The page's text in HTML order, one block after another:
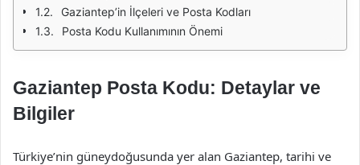
Gaziantep’in İlçeleri ve Posta Kodları
Posta Kodu Kullanımının Önemi
Gaziantep Posta Kodu: Detaylar ve
Bilgiler
Türkiye’nin güneydoğusunda yer alan Gaziantep, tarihi ve